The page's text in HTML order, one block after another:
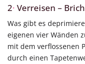
2· Verreisen –
Was gibt es
eigenen vier Wänden
mit dem verflossenen
durch einen